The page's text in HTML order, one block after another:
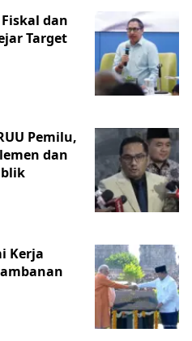
dan
Target
Pemilu,
dan
Kerja